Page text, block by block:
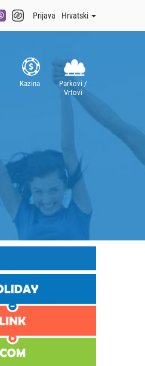
Prijava Hrvatski
Kazina
Parkovi /
Vrtovi